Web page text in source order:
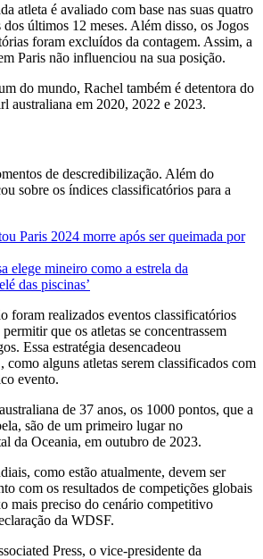
atleta é avaliado com base nas suas quatro
últimos 12 meses. Além disso, os Jogos
foram excluídos da contagem. Assim, a
Paris não influenciou na sua posição.
do mundo, Rachel também é detentora do
australiana em 2020, 2022 e 2023.
de descredibilização. Além do
sobre os índices classificatórios para a
Paris 2024 morre após ser queimada por
elege mineiro como a estrela da
das piscinas’
foram realizados eventos classificatórios
que os atletas se concentrassem
Essa estratégia desencadeou
como alguns atletas serem classificados com
evento.
de 37 anos, os 1000 pontos, que a
são de um primeiro lugar no
da Oceania, em outubro de 2023.
como estão atualmente, devem ser
com os resultados de competições globais
mais preciso do cenário competitivo
da WDSF.
Press, o vice-presidente da